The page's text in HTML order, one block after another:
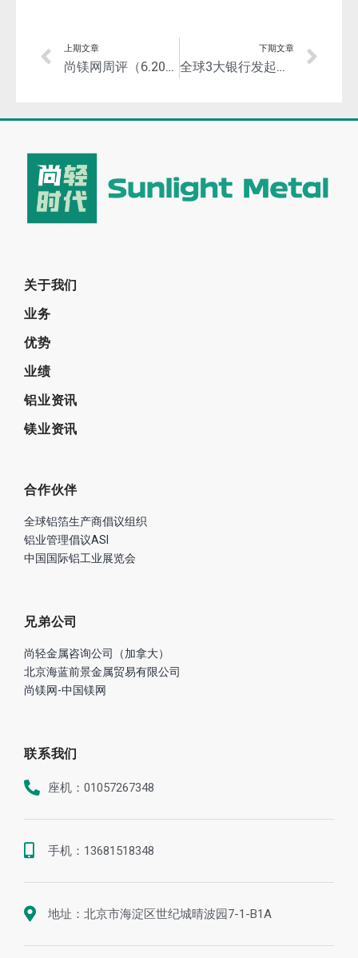
上期文章
尚镁网周评（6.20-24）：镁市底部继续夯实
下期文章
全球3大银行发起组建“铝业应对气候变化融资工作组”，支持铝业脱碳进程！
关于我们
业务
优势
业绩
铝业资讯
镁业资讯
合作伙伴
全球铝箔生产商倡议组织
铝业管理倡议ASI
中国国际铝工业展览会
兄弟公司
尚轻金属咨询公司（加拿大）
北京海蓝前景金属贸易有限公司
尚镁网-中国镁网
联系我们
座机：01057267348
手机：13681518348
地址：北京市海淀区世纪城晴波园7-1-B1A